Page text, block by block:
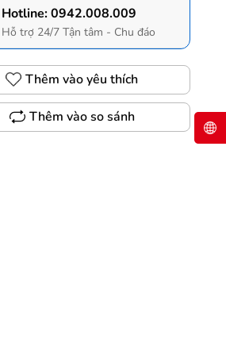
Hotline:0942.008.009
Hỗ trợ 24/7 Tận tâm - Chu đáo
Thêm vào yêu thích
Thêm vào so sánh